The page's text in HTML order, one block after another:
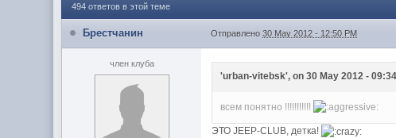
494 ответов в этой теме
Брестчанин Отправлено30 May 2012 - 12:50 PM
член клуба
'urban-vitebsk', on 30 May 2012 -
всем понятно !!!!!!!!!!!
ЭТО JEEP-CLUB, детка!